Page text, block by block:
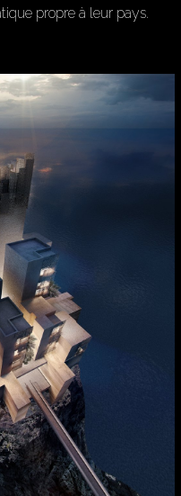
propre à leur pays.